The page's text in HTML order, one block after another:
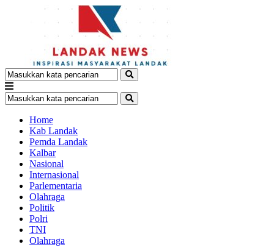
Home
Kab Landak
Pemda Landak
Kalbar
Nasional
Internasional
Parlementaria
Olahraga
Politik
Polri
TNI
Olahraga